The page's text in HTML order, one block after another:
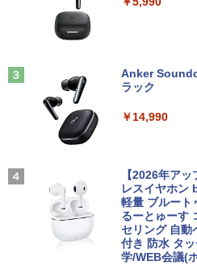
5U 1.6GHz/
Panasonic
HDMI・
ト ・初期設
￥14,800
【初期設定
B｜ キーボ
C 初期設定
￥47,700
「楽天ラン
ソコン
新品｜イン
5 i7-
リ 8～
2年保証 激
高スペッ 初
￥6,600
3
e Care [
ワイド ] ブ
￥10,980
＼本日限定
26年最新の
ター 15.6イ
チパネル バ
デル選択 非
I 軽量 薄型
持ち運び ポ
￥1,210
花沢健吾 ]
￥792
Anker
ラック
￥14,990
【2026年ア
レスイヤホン
軽量 ブルート
るーとゅーす
セリング 自動
付き 防水 タ
学/WEB会議(